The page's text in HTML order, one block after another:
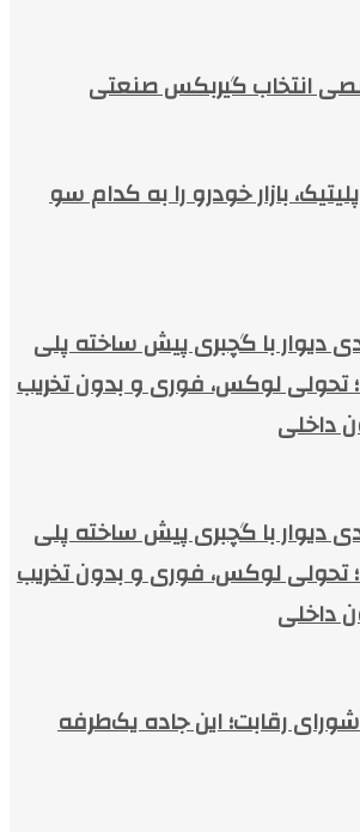
انتخاب گیربکس صنعتی
بازار خودرو را به کدام سو
دیوار با گچبری پیش ساخته پلی
تحولی لوکس، فوری و بدون تخریب
داخلی
دیوار با گچبری پیش ساخته پلی
تحولی لوکس، فوری و بدون تخریب
داخلی
۸۵۶ شورای رقابت؛ این جاده یک‌طرفه